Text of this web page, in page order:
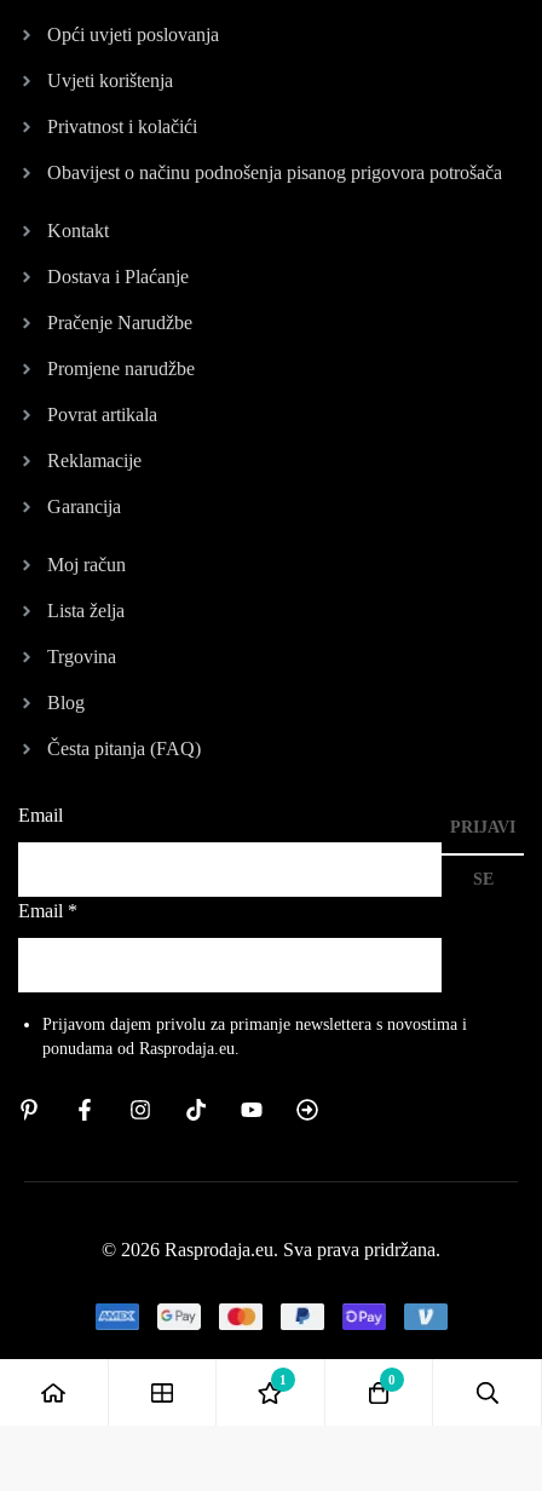
Opći uvjeti poslovanja
Uvjeti korištenja
Privatnost i kolačići
Obavijest o načinu podnošenja pisanog prigovora potrošača
Kontakt
Dostava i Plaćanje
Pračenje Narudžbe
Promjene narudžbe
Povrat artikala
Reklamacije
Garancija
Moj račun
Lista želja
Trgovina
Blog
Česta pitanja (FAQ)
Email
Email *
PRIJAVI
SE
Prijavom dajem privolu za primanje newslettera s novostima i
ponudama od Rasprodaja.eu.
© 2026 Rasprodaja.eu. Sva prava pridržana.
1 0